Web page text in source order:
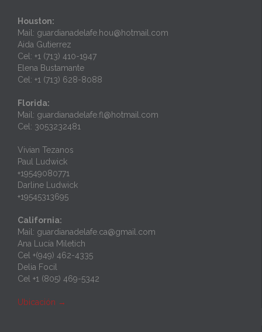
Houston:
Mail: guardianadelafe.hou@hotmail.com
Aida Gutierrez
Cel: +1 (713) 410-1947
Elena Bustamante
Cel: +1 (713) 628-8088
Florida:
Mail: guardianadelafe.fl@hotmail.com
Cel: 3053232481
Vivian Tezanos
Paul Ludwick
+19549080771
Darline Ludwick
+19545313695
California:
Mail: guardianadelafe.ca@gmail.com
Ana Lucía Miletich
Cel +(949) 462-4335
Delia Focil
Cel +1 (805) 469-5342
Ubicación →